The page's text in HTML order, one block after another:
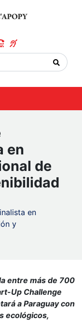
en
de
en
y
entre más de 700
Up Challenge
a Paraguay con
ecológicos,